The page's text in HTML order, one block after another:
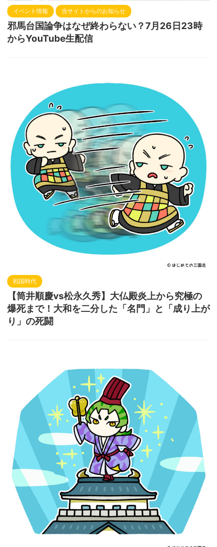
イベント情報 当サイトからのお知らせ
邪馬台国論争はなぜ終わらない？7月26日23時
からYouTube生配信
戦国時代
【筒井順慶vs松永久秀】大仏殿炎上から究極の
爆死まで！大和を二分した「名門」と「成り上が
り」の死闘